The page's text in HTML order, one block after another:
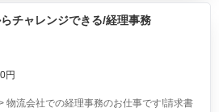
チャレンジできる/経理事務
円
物流会社での経理事務のお仕事です!請求書